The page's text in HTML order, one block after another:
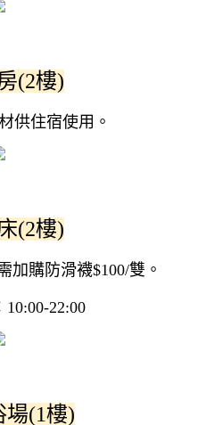
(2樓)
供住宿使用。
(2樓)
加購防滑襪$100/雙。
22:00
(1樓)